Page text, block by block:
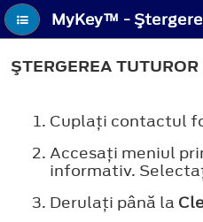
ŞTERGEREA
Cuplaţi contactul
Accesaţi meniul
informativ.
Derulaţi până la